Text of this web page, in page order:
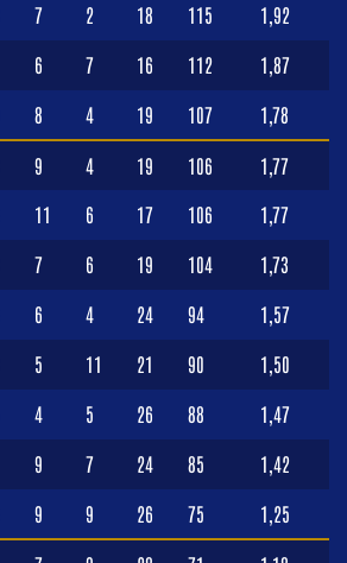
7 2 18 115 1,92
6 7 16 112 1,87
8 4 19 107 1,78
9 4 19 106 1,77
11 6 17 106 1,77
7 6 19 104 1,73
6 4 24 94 1,57
5 11 21 90 1,50
4 5 26 88 1,47
9 7 24 85 1,42
9 9 26 75 1,25